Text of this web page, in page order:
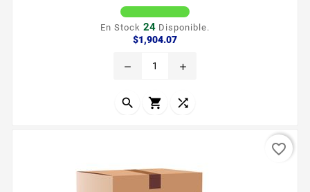
Lo suficientemente raacutepida para seguir el ritmo
de la accioacuten Disfruta de velocidades extremas
para una transferencia raacutepida rendimiento de
microSDtrade de alto rendimiento es perfecta para
caacutemaras de...
En Stock 24 Disponible.
$1,904.07Precio
remove add
  
favorite_border